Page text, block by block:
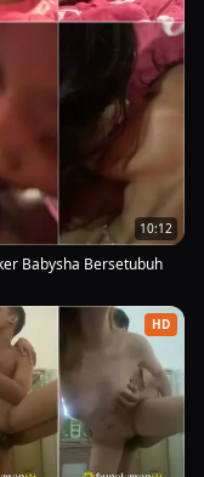
10:12
Babysha Bersetubuh
HD